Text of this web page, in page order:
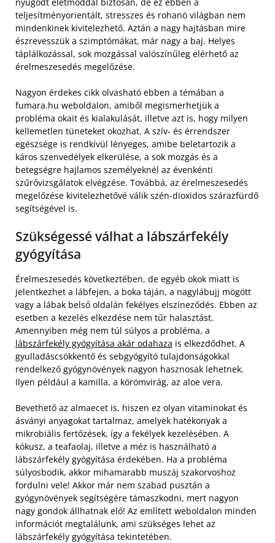
teljesítményorientált, stresszes és rohanó világban nem
mindenkinek kivitelezhető. Aztán a nagy hajtásban mire
észrevesszük a szimptómákat, már nagy a baj. Helyes
táplálkozással, sok mozgással valószínűleg elérhető az
érelmeszesedés megelőzése.
Nagyon érdekes cikk olvasható ebben a témában a
fumara.hu weboldalon, amiből megismerhetjük a
probléma okait és kialakulását, illetve azt is, hogy milyen
kellemetlen tüneteket okozhat. A szív- és érrendszer
egészsége is rendkívül lényeges, amibe beletartozik a
káros szenvedélyek elkerülése, a sok mozgás és a
betegségre hajlamos személyeknél az évenkénti
szűrővizsgálatok elvégzése. Továbbá, az érelmeszesedés
megelőzése kivitelezhetővé válik szén-dioxidos szárazfürdő
segítségével is.
Szükségessé válhat a lábszárfekély
gyógyítása
Érelmeszesedés következtében, de egyéb okok miatt is
jelentkezhet a lábfejen, a boka táján, a nagylábujj mögött
vagy a lábak belső oldalán fekélyes elszíneződés. Ebben az
esetben a kezelés elkezdése nem tűr halasztást.
Amennyiben még nem túl súlyos a probléma, a
lábszárfekély gyógyítása akár odahaza is elkezdődhet. A
gyulladáscsökkentő és sebgyógyító tulajdonságokkal
rendelkező gyógynövények nagyon hasznosak lehetnek.
Ilyen például a kamilla, a körömvirág, az aloe vera.
Bevethető az almaecet is, hiszen ez olyan vitaminokat és
ásványi anyagokat tartalmaz, amelyek hatékonyak a
mikrobiális fertőzések, így a fekélyek kezelésében. A
kókusz, a teafaolaj, illetve a méz is használható a
lábszárfekély gyógyítása érdekében. Ha a probléma
súlyosbodik, akkor mihamarabb muszáj szakorvoshoz
fordulni vele! Akkor már nem szabad pusztán a
gyógynövények segítségére támaszkodni, mert nagyon
nagy gondok állhatnak elő! Az említett weboldalon minden
információt megtalálunk, ami szükséges lehet az
lábszárfekély gyógyítása tekintetében.